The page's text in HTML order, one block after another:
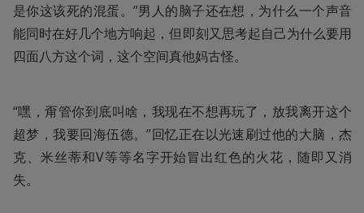
是你这该死的混蛋。”男人的脑子还在想，为什么一个声音
能同时在好几个地方响起，但即刻又思考起自己为什么要用
四面八方这个词，这个空间真他妈古怪。
“嘿，甭管你到底叫啥，我现在不想再玩了，放我离开这个
超梦，我要回海伍德。”回忆正在以光速刷过他的大脑，杰
克、米丝蒂和V等等名字开始冒出红色的火花，随即又消
失。